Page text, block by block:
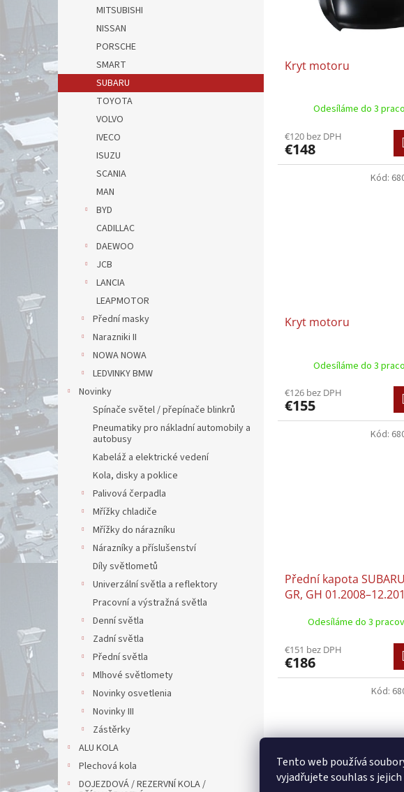
Tento web používá
vyjadřujete souhlas s
MITSUBISHI
NISSAN
PORSCHE
SMART
SUBARU
TOYOTA
VOLVO
IVECO
ISUZU
SCANIA
MAN
BYD
CADILLAC
DAEWOO
JCB
LANCIA
LEAPMOTOR
Přední masky
Narazniki II
NOWA NOWA
LEDVINKY BMW
Novinky
Spínače světel / přepínače blinkrů
Pneumatiky pro nákladní automobily a
autobusy
Kabeláž a elektrické vedení
Kola, disky a poklice
Palivová čerpadla
Mřížky chladiče
Mřížky do nárazníku
Nárazníky a příslušenství
Díly světlometů
Univerzální světla a reflektory
Pracovní a výstražná světla
Denní světla
Zadní světla
Přední světla
Mlhové světlomety
Novinky osvetlenia
Novinky III
Zástěrky
ALU KOLA
Plechová kola
DOJEZDOVÁ / REZERVNÍ KOLA /
Kryt motoru
Odesíláme do 3
€120 bez DPH
€148
Kryt motoru
Odesíláme do 3
€126 bez DPH
€155
Kód:
Přední kapota
GR, GH
Odesíláme do 3
€151 bez DPH
€186
Kód:
Kód: